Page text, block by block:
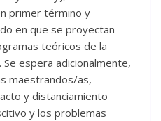
primer término y
en que se proyectan
teóricos de la
espera adicionalmente,
maestrandos/as,
y distanciamiento
y los problemas